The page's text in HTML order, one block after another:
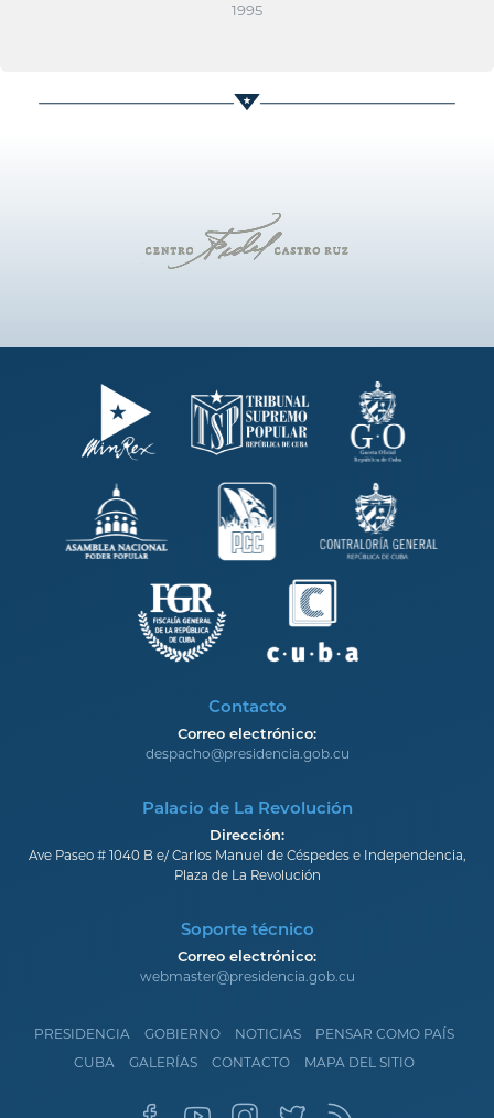
1995
Contacto
Correo electrónico:
despacho@presidencia.gob.cu
Palacio de La Revolución
Dirección:
Ave Paseo # 1040 B e/ Carlos Manuel de Céspedes e Independencia,
Plaza de La Revolución
Soporte técnico
Correo electrónico:
webmaster@presidencia.gob.cu
PRESIDENCIA GOBIERNO NOTICIAS
PENSAR COMO PAÍS
CUBA
GALERÍAS CONTACTO MAPA DEL SITIO